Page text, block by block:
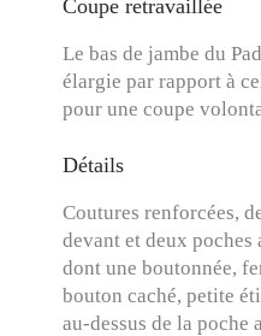
Coupe retravaillée
Le bas de jambe du
élargie par rapport à
pour une coupe
Détails
Coutures renforcées,
devant et deux poches
dont une boutonnée,
bouton caché, petite
au-dessus de la poche